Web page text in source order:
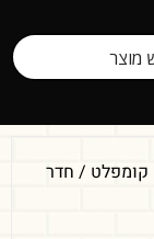
קומפלט / חדר